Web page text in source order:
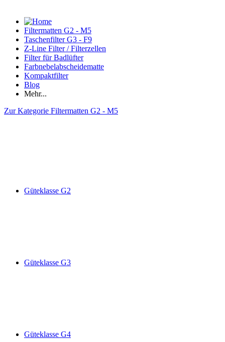
Filtermatten G2 - M5
Taschenfilter G3 - F9
Z-Line Filter / Filterzellen
Filter für Badlüfter
Farbnebelabscheidematte
Kompaktfilter
Blog
Mehr...
Zur Kategorie Filtermatten G2 - M5
Güteklasse G2
Güteklasse G3
Güteklasse G4